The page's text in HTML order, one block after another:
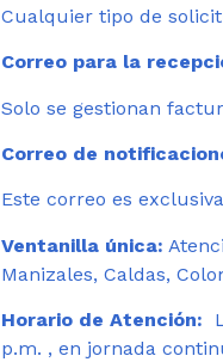
Cualquier tipo de
Correo para la
Solo se gestionan
Correo de
Este correo es
Ventanilla única:
Manizales, Caldas,
Horario de Atención:
p.m. , en jornada